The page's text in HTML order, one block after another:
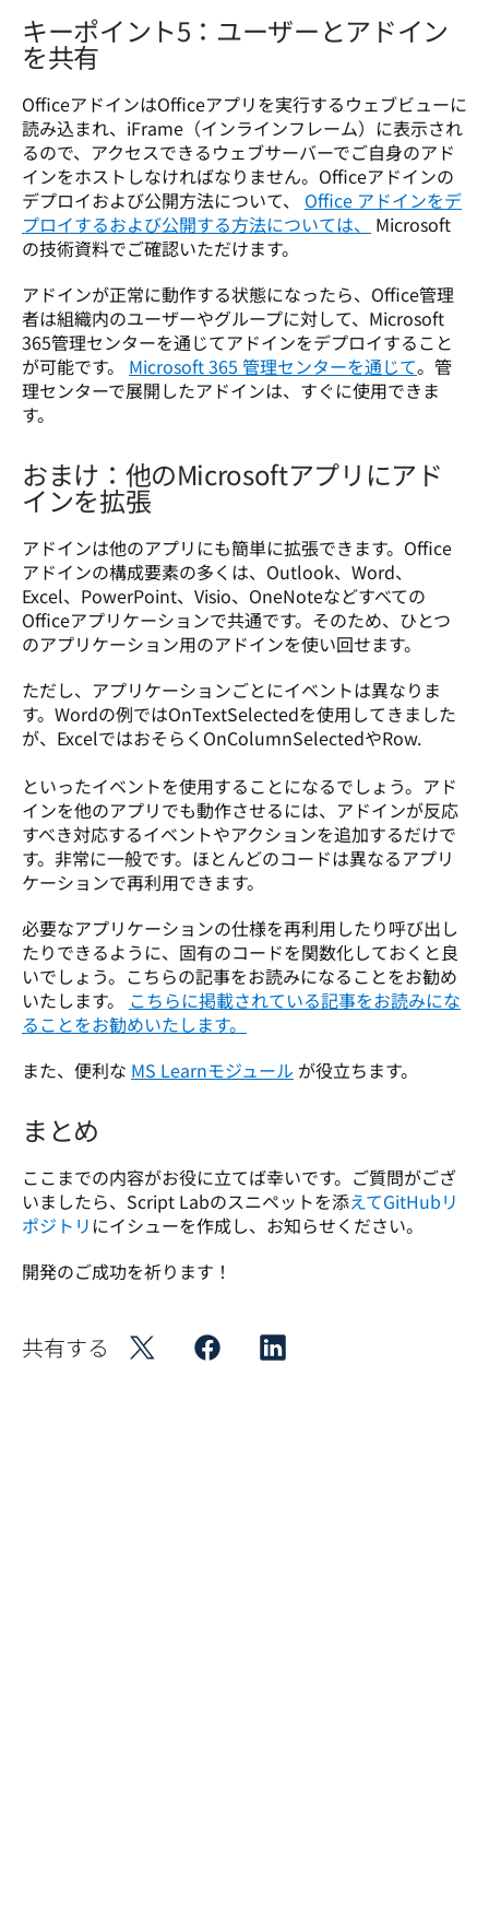
キーポイント5：ユーザーとアドイン
を共有
OfficeアドインはOfficeアプリを実行するウェブビューに
読み込まれ、iFrame（インラインフレーム）に表示され
るので、アクセスできるウェブサーバーでご自身のアド
インをホストしなければなりません。Officeアドインの
デプロイおよび公開方法について、 Office アドインをデ
プロイするおよび公開する方法については、
Microsoft
の技術資料でご確認いただけます。
アドインが正常に動作する状態になったら、Office管理
者は組織内のユーザーやグループに対して、Microsoft
365管理センターを通じてアドインをデプロイすること
が可能です。 Microsoft 365 管理センターを通じて。管
理センターで展開したアドインは、すぐに使用できま
す。
おまけ：他のMicrosoftアプリにアド
インを拡張
アドインは他のアプリにも簡単に拡張できます。Office
アドインの構成要素の多くは、Outlook、Word、
Excel、PowerPoint、Visio、OneNoteなどすべての
Officeアプリケーションで共通です。そのため、ひとつ
のアプリケーション用のアドインを使い回せます。
ただし、アプリケーションごとにイベントは異なりま
す。Wordの例ではOnTextSelectedを使用してきました
が、ExcelではおそらくOnColumnSelectedやRow.
といったイベントを使用することになるでしょう。アド
インを他のアプリでも動作させるには、アドインが反応
すべき対応するイベントやアクションを追加するだけで
す。非常に一般です。ほとんどのコードは異なるアプリ
ケーションで再利用できます。
必要なアプリケーションの仕様を再利用したり呼び出し
たりできるように、固有のコードを関数化しておくと良
いでしょう。こちらの記事をお読みになることをお勧め
いたします。 こちらに掲載されている記事をお読みにな
ることをお勧めいたします。
また、便利な MS Learnモジュール が役立ちます。
まとめ
ここまでの内容がお役に立てば幸いです。ご質問がござ
いましたら、Script Labのスニペットを添えてGitHubリ
ポジトリ にイシューを作成し、お知らせください。
開発のご成功を祈ります！
共有する